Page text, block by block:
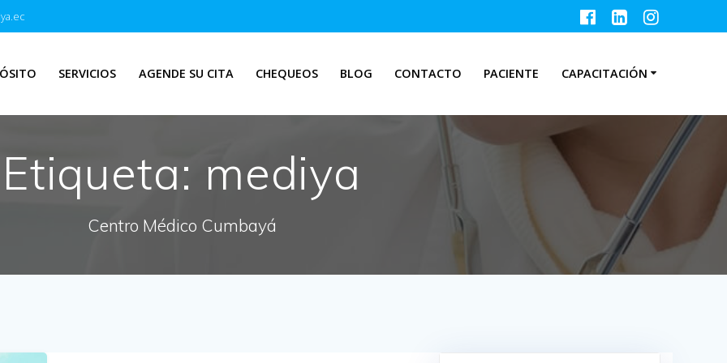
SERVICIOS AGENDE SU CITA CHEQUEOS BLOG CONTACTO PACIENTE CAPACITACIÓN
Etiqueta: mediya
Centro Médico Cumbayá